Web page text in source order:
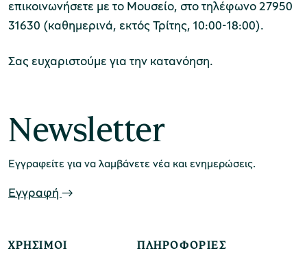
Μουσείο Περιβάλλοντος Στυμφαλίας
Μουσείο Μαστίχας Χίου
επικοινωνήσετε με το Μουσείο, στο τηλέφωνο 27950
31630 (καθημερινά, εκτός Τρίτης, 10:00-18:00).
Σας ευχαριστούμε για την κατανόηση.
Newsletter
Εγγραφείτε για να λαμβάνετε νέα και ενημερώσεις.
Εγγραφή
ΧΡΉΣΙΜΟΙ
ΠΛΗΡΟΦΟΡΊΕΣ